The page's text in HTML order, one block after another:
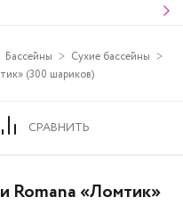
Бассейны
Сухие бассейны
(300 шариков)
СРАВНИТЬ
Romana «Ломтик»